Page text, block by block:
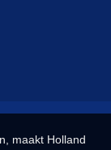
maakt Holland